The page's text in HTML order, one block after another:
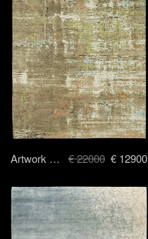
Artwork 18 - 250 x 300 cm € 22000 € 12900